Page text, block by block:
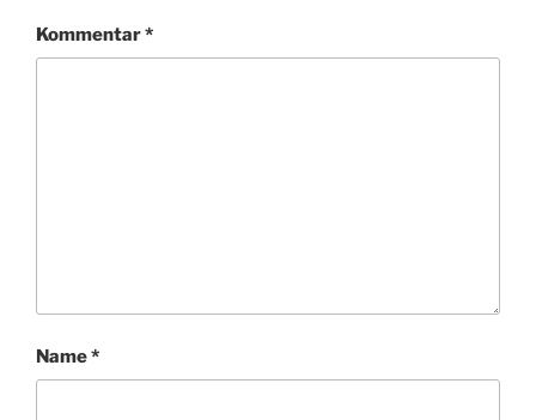
Kommentar*
Name*